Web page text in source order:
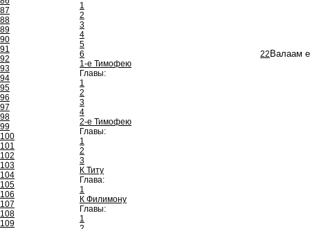
87
88
89
90
91
92
93
94
95
96
97
98
99
100
101
102
103
104
105
106
107
108
109
1
2
3
4
5
6
1-е Тимофею
Главы:
1
2
3
4
2-е Тимофею
Главы:
1
2
3
К Титу
Глава:
1
К Филимону
Главы:
1
22 Валаам